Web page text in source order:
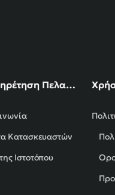
Εξυπηρέτηση Πελατών
Κατασκευαστών
Ιστοτόπου